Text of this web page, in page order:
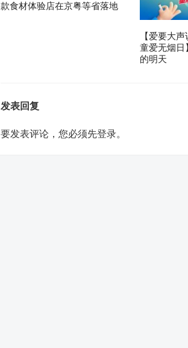
款食材体验店在京粤等省落地
【爱要大
童爱无烟日
的明天
发表回复
要发表评论，您必须先登录。